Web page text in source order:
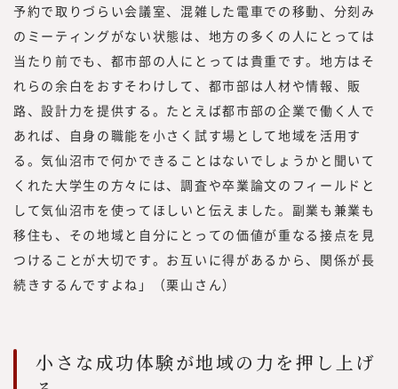
予約で取りづらい会議室、混雑した電車での移動、分刻み
のミーティングがない状態は、地方の多くの人にとっては
当たり前でも、都市部の人にとっては貴重です。地方はそ
れらの余白をおすそわけして、都市部は人材や情報、販
路、設計力を提供する。たとえば都市部の企業で働く人で
あれば、自身の職能を小さく試す場として地域を活用す
る。気仙沼市で何かできることはないでしょうかと聞いて
くれた大学生の方々には、調査や卒業論文のフィールドと
して気仙沼市を使ってほしいと伝えました。副業も兼業も
移住も、その地域と自分にとっての価値が重なる接点を見
つけることが大切です。お互いに得があるから、関係が長
続きするんですよね」（栗山さん）
小さな成功体験が地域の力を押し上げ